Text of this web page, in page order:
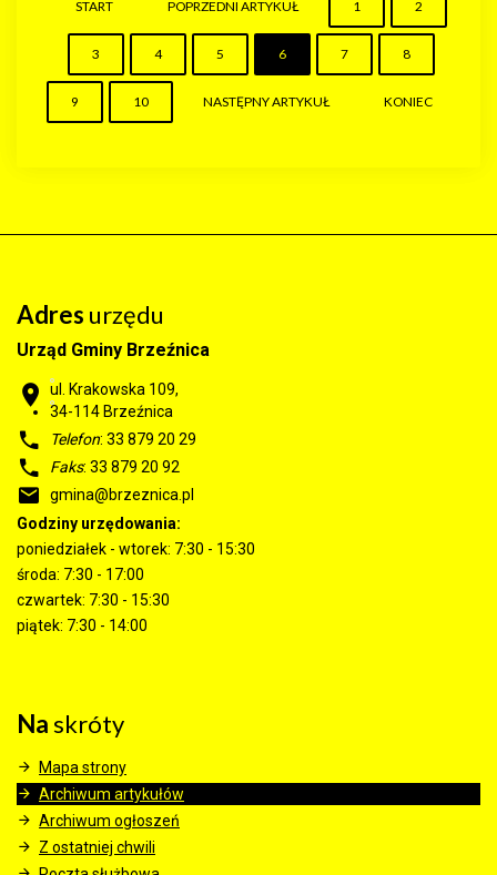
START POPRZEDNI ARTYKUŁ 1 2
3 4 5 6 7 8
9 10 NASTĘPNY ARTYKUŁ KONIEC
Adres urzędu
Urząd Gminy Brzeźnica
ul. Krakowska 109,
34-114 Brzeźnica
Telefon: 33 879 20 29
Faks: 33 879 20 92
gmina@brzeznica.pl
Godziny urzędowania:
poniedziałek - wtorek: 7:30 - 15:30
środa: 7:30 - 17:00
czwartek: 7:30 - 15:30
piątek: 7:30 - 14:00
Naskróty
Mapa strony
Archiwum artykułów
Archiwum ogłoszeń
Z ostatniej chwili